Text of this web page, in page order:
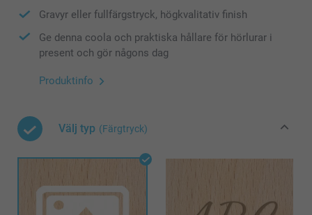
Gravyr eller fullfärgstryck, högkvalitativ finish
Ge denna coola och praktiska hållare för hörlurar i
present och gör någons dag
Produktinfo
Välj typ (Färgtryck)